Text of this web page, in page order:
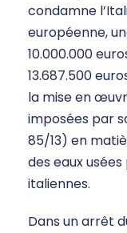
condamne
européenne,
10.000.000
13.687.500
la mise en
imposées par
85/13) en
des eaux
italiennes.
Dans un arrêt